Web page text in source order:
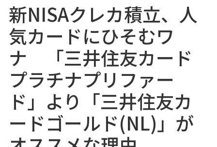
新NISAクレカ積立、人
気カードにひそむワ
ナ 「三井住友カード
プラチナプリファー
ド」より「三井住友カ
ードゴールド(NL)」が